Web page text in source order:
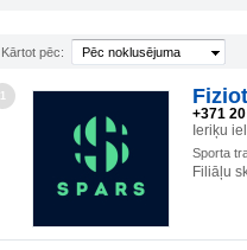
Kārtot pēc: Pēc noklusējuma
1
+371
Ieriķu
Sporta
Filiāļu